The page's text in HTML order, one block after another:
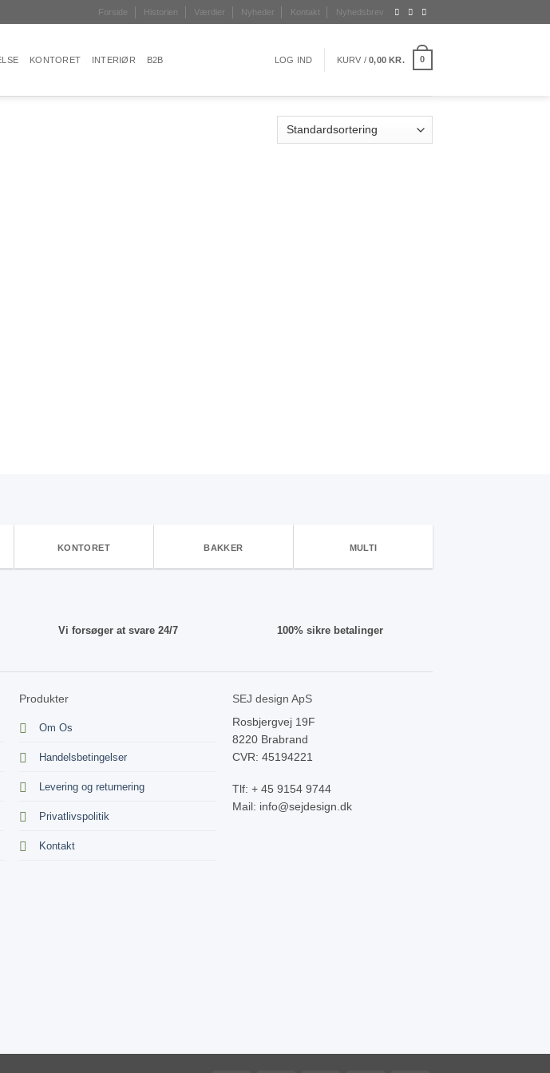
Forside Historien Værdier Nyheder Kontakt Nyhedsbrev
KONTORET INTERIØR B2B LOG IND KURV /0,00KR. 0
KONTORET BAKKER MULTI
Vi forsøger at svare 24/7 100% sikre betalinger
Produkter
Om Os
Handelsbetingelser
Levering og returnering
Privatlivspolitik
Kontakt
SEJ design ApS
Rosbjergvej 19F
8220 Brabrand
CVR: 45194221
Tlf: + 45 9154 9744
Mail: info@sejdesign.dk